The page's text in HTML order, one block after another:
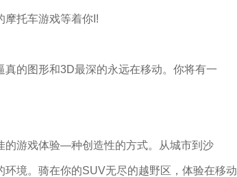
摩托车游戏等着你I!
的图形和3D最深的永远在移动。你将有一
的游戏体验—种创造性的方式。从城市到沙
境。骑在你的SUV无尽的越野区，体验在移动